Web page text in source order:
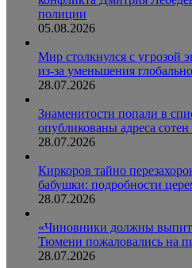
полиции
05.08.2026
Мир столкнулся с угрозой
из-за уменьшения
28.07.2026
Знаменитости попали в
опубликованы адреса
28.07.2026
Киркоров тайно
бабушки: подробности
28.07.2026
«Чиновники должны
Тюмени пожаловались на
28.07.2026